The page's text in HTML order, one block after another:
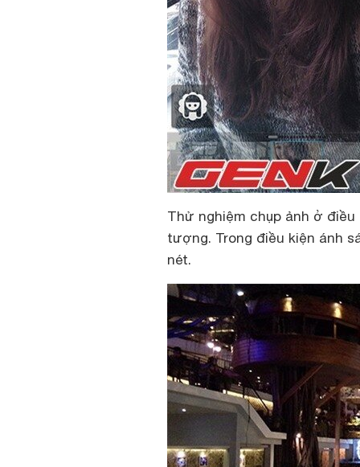
Thử nghiệm chụp ảnh ở
tượng. Trong điều kiện ánh
nét.